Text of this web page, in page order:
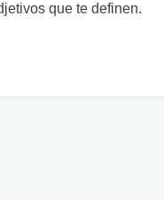
que te definen.